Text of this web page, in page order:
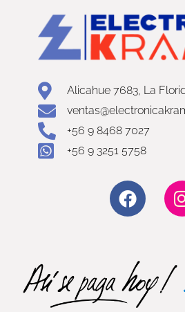
Alicahue 7683, La
+56 9 8468 7027
+56 9 3251 5758